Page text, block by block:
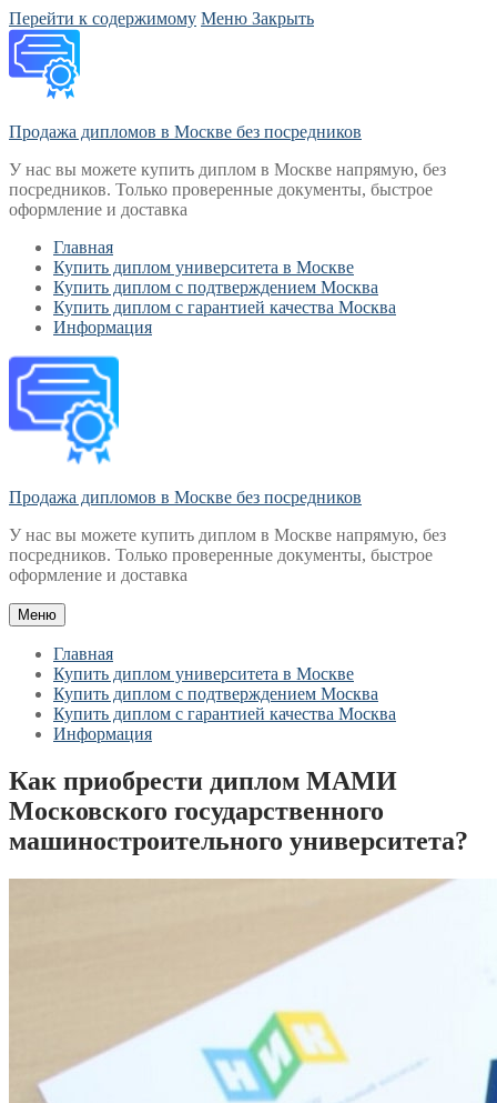
Перейти к содержимому Меню Закрыть
Продажа дипломов в Москве без посредников
У нас вы можете купить диплом в Москве напрямую, без
посредников. Только проверенные документы, быстрое
оформление и доставка
Главная
Купить диплом университета в Москве
Купить диплом с подтверждением Москва
Купить диплом с гарантией качества Москва
Информация
Продажа дипломов в Москве без посредников
У нас вы можете купить диплом в Москве напрямую, без
посредников. Только проверенные документы, быстрое
оформление и доставка
Меню
Главная
Купить диплом университета в Москве
Купить диплом с подтверждением Москва
Купить диплом с гарантией качества Москва
Информация
Как приобрести диплом МАМИ
Московского государственного
машиностроительного университета?